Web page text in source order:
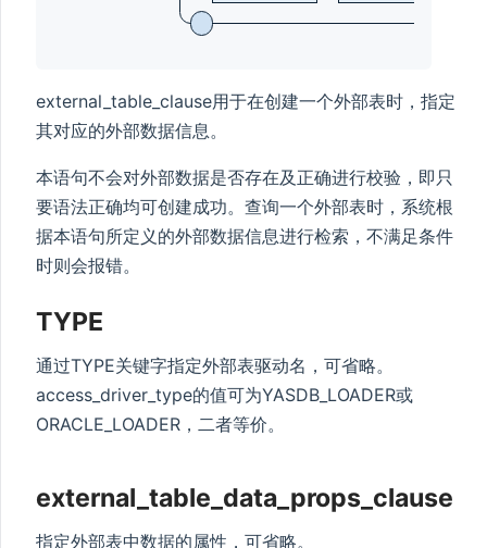
external_table_clause用于在创建一个外部表时，指定
其对应的外部数据信息。
本语句不会对外部数据是否存在及正确进行校验，即只
要语法正确均可创建成功。查询一个外部表时，系统根
据本语句所定义的外部数据信息进行检索，不满足条件
时则会报错。
TYPE
通过TYPE关键字指定外部表驱动名，可省略。
access_driver_type的值可为YASDB_LOADER或
ORACLE_LOADER，二者等价。
external_table_data_props_clause
指定外部表中数据的属性，可省略。